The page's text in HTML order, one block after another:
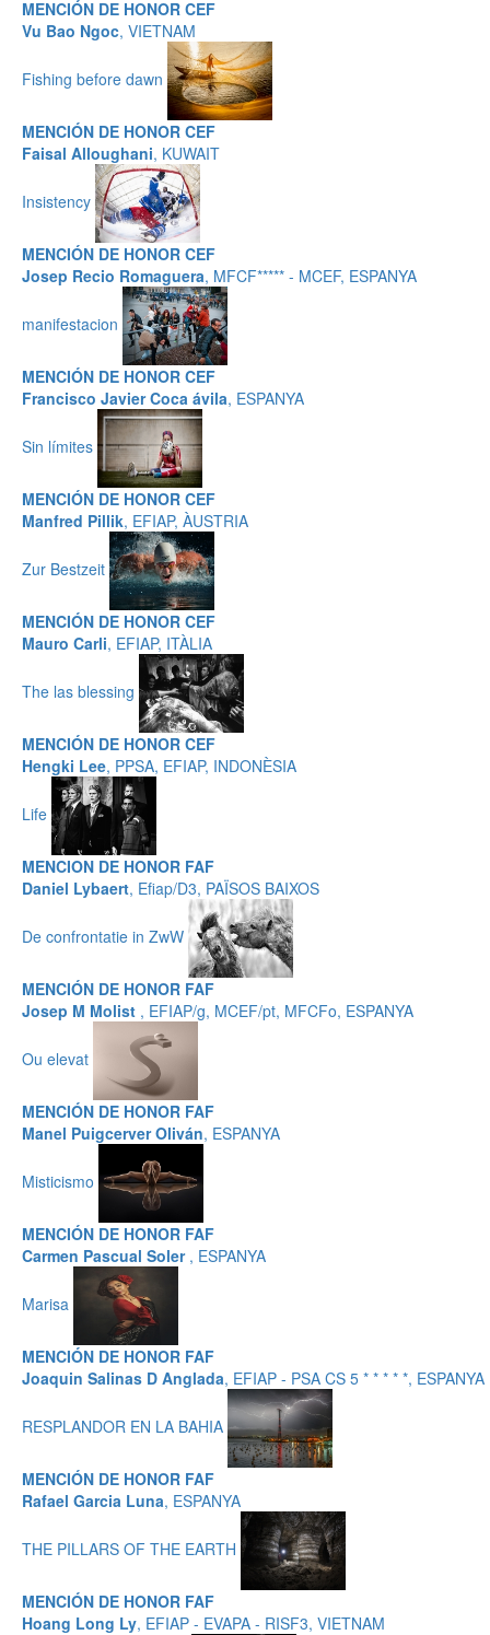
MENCIÓN DE HONOR CEF
Vu Bao Ngoc, VIETNAM
Fishing before dawn
MENCIÓN DE HONOR CEF
Faisal Alloughani, KUWAIT
Insistency
MENCIÓN DE HONOR CEF
Josep Recio Romaguera, MFCF***** - MCEF, ESPANYA
manifestacion
MENCIÓN DE HONOR CEF
Francisco Javier Coca ávila, ESPANYA
Sin límites
MENCIÓN DE HONOR CEF
Manfred Pillik, EFIAP, ÀUSTRIA
Zur Bestzeit
MENCIÓN DE HONOR CEF
Mauro Carli, EFIAP, ITÀLIA
The las blessing
MENCIÓN DE HONOR CEF
Hengki Lee, PPSA, EFIAP, INDONÈSIA
Life
MENCION DE HONOR FAF
Daniel Lybaert, Efiap/D3, PAÏSOS BAIXOS
De confrontatie in ZwW
MENCIÓN DE HONOR FAF
Josep M Molist , EFIAP/g, MCEF/pt, MFCFo, ESPANYA
Ou elevat
MENCIÓN DE HONOR FAF
Manel Puigcerver Oliván, ESPANYA
Misticismo
MENCIÓN DE HONOR FAF
Carmen Pascual Soler , ESPANYA
Marisa
MENCIÓN DE HONOR FAF
Joaquin Salinas D Anglada, EFIAP - PSA CS 5 * * * * *, ESPANYA
RESPLANDOR EN LA BAHIA
MENCIÓN DE HONOR FAF
Rafael Garcia Luna, ESPANYA
THE PILLARS OF THE EARTH
MENCIÓN DE HONOR FAF
Hoang Long Ly, EFIAP - EVAPA - RISF3, VIETNAM